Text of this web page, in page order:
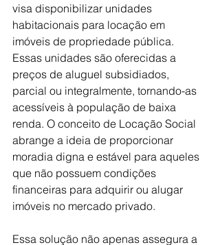
visa disponibilizar unidades
habitacionais para locação em
imóveis de propriedade pública.
Essas unidades são oferecidas a
preços de aluguel subsidiados,
parcial ou integralmente, tornando-as
acessíveis à população de baixa
renda. O conceito de Locação Social
abrange a ideia de proporcionar
moradia digna e estável para aqueles
que não possuem condições
financeiras para adquirir ou alugar
imóveis no mercado privado.
Essa solução não apenas assegura a